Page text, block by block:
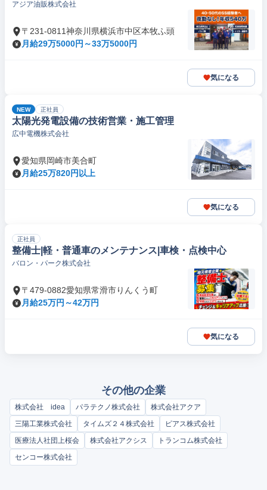
アジア油販株式会社
〒231-0811神奈川県横浜市中区本牧ふ頭
月給29万5000円～33万5000円
気になる
NEW 正社員
太陽光発電設備の技術営業・施工管理
広中電機株式会社
愛知県岡崎市美合町
月給25万820円以上
気になる
正社員
整備士|軽・普通車のメンテナンス|車検・点検中心
バロン・パーク株式会社
〒479-0882愛知県常滑市りんくう町
月給25万円～42万円
気になる
その他の企業
株式会社 idea パラテクノ株式会社
株式会社アクア
三陽工業株式会社
タイムズ２４株式会社
ピアス株式会社
医療法人社団上桜会
株式会社アクシス
トランコム株式会社
センコー株式会社